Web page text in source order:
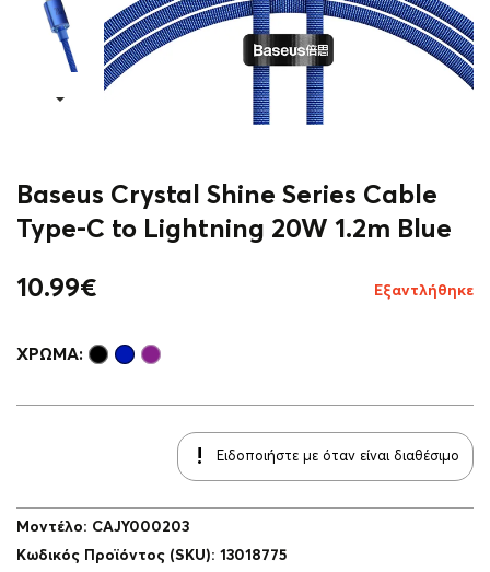
Baseus Crystal Shine Series Cable
Type-C to Lightning 20W 1.2m Blue
10.99€ Εξαντλήθηκε
ΧΡΏΜΑ:
Ειδοποιήστε με όταν είναι διαθέσιμο
Μοντέλο: CAJY000203
Κωδικός Προϊόντος (SKU): 13018775